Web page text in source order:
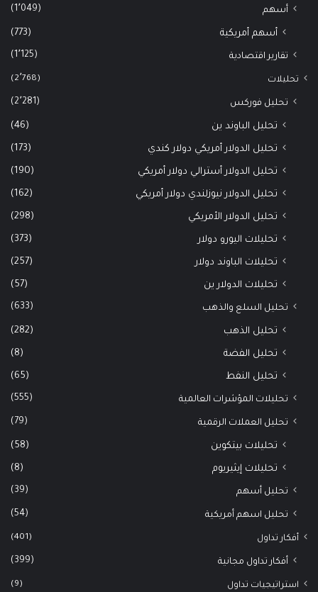
أسهم (1٬049)
أسهم أمريكية (773)
تقارير اقتصادية (1٬125)
تحليلات (2٬768)
تحليل فوركس (2٬281)
تحليل الباوند ين (46)
تحليل الدولار أمريكي دولار كندي (173)
تحليل الدولار أسترالي دولار أمريكي (190)
تحليل الدولار نيوزلندي دولار أمريكي (162)
تحليل الدولار الأمريكي (298)
تحليلات اليورو دولار (373)
تحليلات الباوند دولار (257)
تحليلات الدولار ين (57)
تحليل السلع والذهب (633)
تحليل الذهب (282)
تحليل الفضة (8)
تحليل النفط (65)
تحليلات المؤشرات العالمية (555)
تحليل العملات الرقمية (79)
تحليلات بيتكوين (58)
تحليلات إيثيريوم (8)
تحليل أسهم (39)
تحليل اسهم أمريكية (54)
أفكار تداول (401)
أفكار تداول مجانية (399)
استراتيجيات تداول (9)